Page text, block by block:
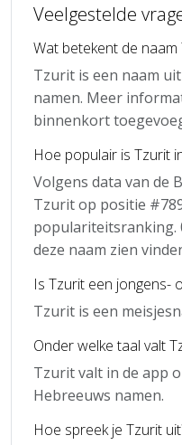
Veelgestelde
Wat betekent de naam
Tzurit is een naam
namen. Meer
binnenkort
Hoe populair is Tzurit
Volgens data van de
Tzurit op positie
populariteitsranking.
deze naam zien
Is Tzurit een jongens-
Tzurit is een
Onder welke taal valt
Tzurit valt in de app
Hebreeuws namen.
Hoe spreek je Tzurit